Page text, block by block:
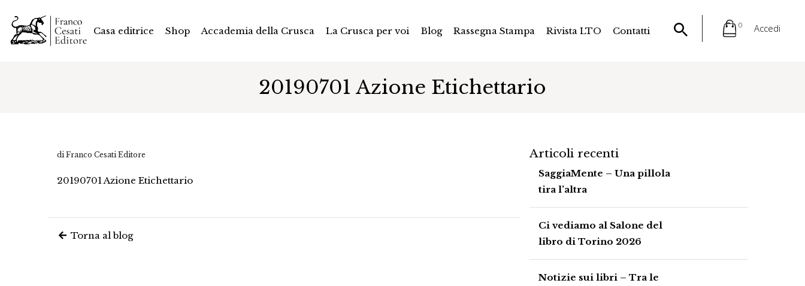
Casa editrice Shop Accademia della Crusca La Crusca per voi Blog Rassegna Stampa Rivista LTO Contatti
0 Accedi
20190701 Azione Etichettario
di Franco Cesati Editore
20190701 Azione Etichettario
Torna al blog
Articoli recenti
SaggiaMente – Una pillola
tira l’altra
Ci vediamo al Salone del
libro di Torino 2026
Notizie sui libri – Tra le